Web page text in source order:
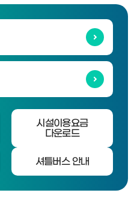
시설이용요금
다운로드
셔틀버스 안내